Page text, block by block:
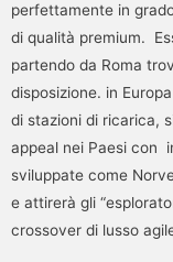
perfettamente in
di qualità premium.
partendo da Roma
disposizione. in
di stazioni di ricarica,
appeal nei Paesi con
sviluppate come
e attirerà gli
crossover di lusso